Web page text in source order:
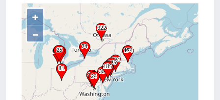
+
–